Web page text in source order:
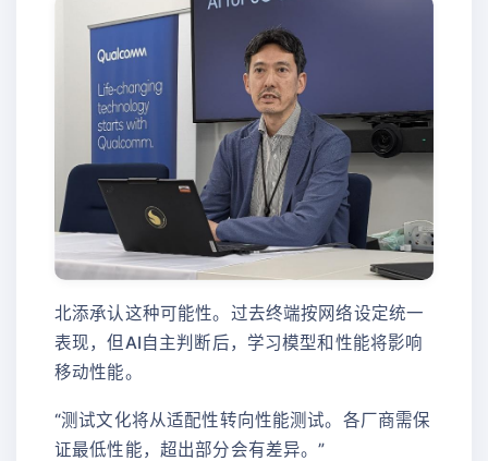
北添承认这种可能性。过去终端按网络设定统一
表现，但AI自主判断后，学习模型和性能将影响
移动性能。
“测试文化将从适配性转向性能测试。各厂商需保
证最低性能，超出部分会有差异。”